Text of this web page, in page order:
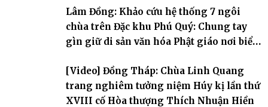
Lâm Đồng: Khảo cứu hệ thống 7 ngôi
chùa trên Đặc khu Phú Quý: Chung tay
gìn giữ di sản văn hóa Phật giáo nơi biển
[Video] Đồng Tháp: Chùa Linh Quang
trang nghiêm tưởng niệm Húy kị lần thứ
XVIII cố Hòa thượng Thích Nhuận Hiền